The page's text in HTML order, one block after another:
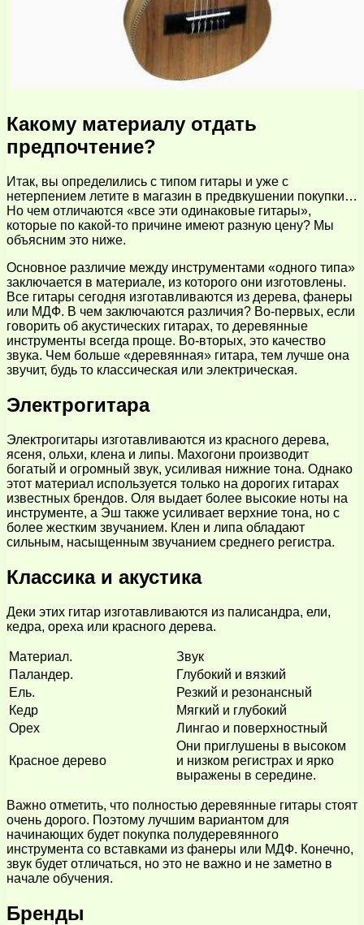
Какому материалу отдать
предпочтение?
Итак, вы определились с типом гитары и уже с
нетерпением летите в магазин в предвкушении покупки…
Но чем отличаются «все эти одинаковые гитары»,
которые по какой-то причине имеют разную цену? Мы
объясним это ниже.
Основное различие между инструментами «одного типа»
заключается в материале, из которого они изготовлены.
Все гитары сегодня изготавливаются из дерева, фанеры
или МДФ. В чем заключаются различия? Во-первых, если
говорить об акустических гитарах, то деревянные
инструменты всегда проще. Во-вторых, это качество
звука. Чем больше «деревянная» гитара, тем лучше она
звучит, будь то классическая или электрическая.
Электрогитара
Электрогитары изготавливаются из красного дерева,
ясеня, ольхи, клена и липы. Махогони производит
богатый и огромный звук, усиливая нижние тона. Однако
этот материал используется только на дорогих гитарах
известных брендов. Оля выдает более высокие ноты на
инструменте, а Эш также усиливает верхние тона, но с
более жестким звучанием. Клен и липа обладают
сильным, насыщенным звучанием среднего регистра.
Классика и акустика
Деки этих гитар изготавливаются из палисандра, ели,
кедра, ореха или красного дерева.
Материал.
Звук
Паландер.
Глубокий и вязкий
Ель.
Резкий и резонансный
Кедр
Мягкий и глубокий
Орех
Лингао и поверхностный
Красное дерево
Они приглушены в высоком
и низком регистрах и ярко
выражены в середине.
Важно отметить, что полностью деревянные гитары стоят
очень дорого. Поэтому лучшим вариантом для
начинающих будет покупка полудеревянного
инструмента со вставками из фанеры или МДФ. Конечно,
звук будет отличаться, но это не важно и не заметно в
начале обучения.
Бренды